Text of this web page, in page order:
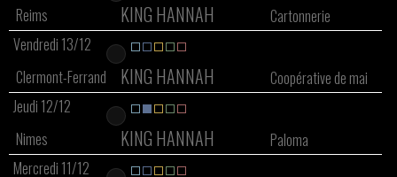
Reims
KING HANNAH
Cartonnerie
Vendredi 13/12
Clermont-Ferrand
KING HANNAH
Coopérative de mai
Jeudi 12/12
Nimes
KING HANNAH
Paloma
Mercredi 11/12